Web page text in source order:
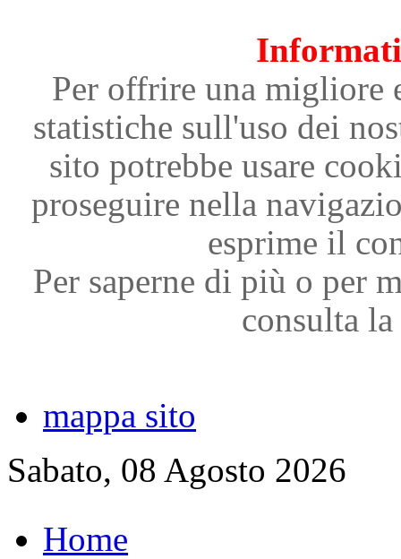
Per offrire una migliore
statistiche sull'uso dei
sito potrebbe usare
proseguire nella
esprime il
Per saperne di più o per
consulta
mappa sito
Sabato, 08 Agosto 2026
Home